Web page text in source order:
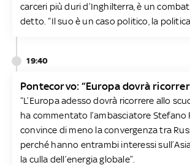
carceri più duri d’Inghilterra, è un
detto. “Il suo è un caso politico, la
19:40
Pontecorvo: “Europa dovrà
“L’Europa adesso dovrà ricorrere allo
ha commentato l’ambasciatore Stefano
convince di meno la convergenza tra
perché hanno entrambi interessi
la culla dell’energia globale”.